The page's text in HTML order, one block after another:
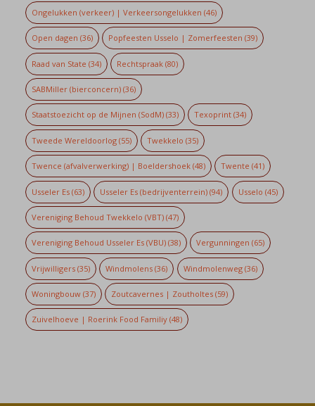
Ongelukken (verkeer) | Verkeersongelukken (46)
Open dagen (36) Popfeesten Usselo | Zomerfeesten (39)
Raad van State (34) Rechtspraak (80)
SABMiller (bierconcern)(36)
Staatstoezicht op de Mijnen (SodM)(33) Texoprint (34)
Tweede Wereldoorlog(55) Twekkelo (35)
Twence (afvalverwerking) | Boeldershoek(48) Twente (41)
Usseler Es(63) Usseler Es (bedrijventerrein) (94) Usselo (45)
Vereniging Behoud Twekkelo (VBT)(47)
Vereniging Behoud Usseler Es (VBU)(38) Vergunningen (65)
Vrijwilligers(35) Windmolens (36) Windmolenweg(36)
Woningbouw(37) Zoutcavernes | Zoutholtes (59)
Zuivelhoeve | Roerink Food Familiy(48)